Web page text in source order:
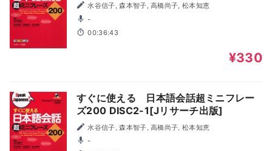
水谷信子, 森本智子, 高橋尚子, 松本知恵
-
00:36:43
¥330
すぐに使える 日本語会話超ミニフレー
ズ200 DISC2-1[Jリサーチ出版]
水谷信子, 森本智子, 高橋尚子, 松本知恵
-